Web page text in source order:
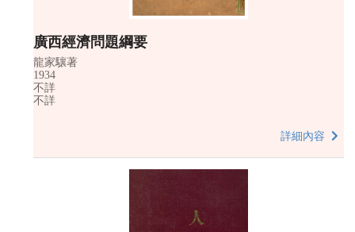
廣西經濟問題綱要
龍家驤著
1934
不詳
不詳
詳細內容